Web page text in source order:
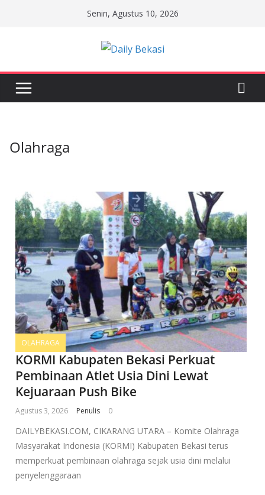
Senin, Agustus 10, 2026
Olahraga
OLAHRAGA
KORMI Kabupaten Bekasi Perkuat
Pembinaan Atlet Usia Dini Lewat
Kejuaraan Push Bike
Agustus 3, 2026 Penulis 0
DAILYBEKASI.COM, CIKARANG UTARA – Komite Olahraga
Masyarakat Indonesia (KORMI) Kabupaten Bekasi terus
memperkuat pembinaan olahraga sejak usia dini melalui
penyelenggaraan